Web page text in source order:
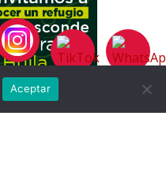
Aceptar